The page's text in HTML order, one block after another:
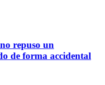
repuso un
de forma accidental